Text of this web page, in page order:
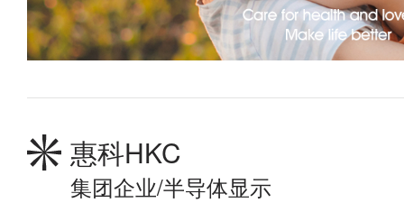
惠科HKC
集团企业/半导体显示